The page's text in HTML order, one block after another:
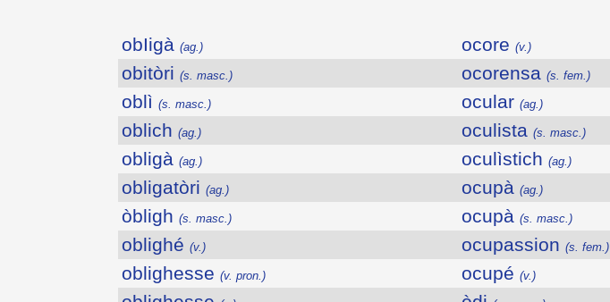
obIigà (ag.) ocore (v.)
obitòri (s. masc.) ocorensa (s. fem.)
oblì (s. masc.) ocular (ag.)
oblich (ag.) oculista (s. masc.)
obligà (ag.) oculìstich (ag.)
obligatòri (ag.) ocupà (ag.)
òbligh (s. masc.) ocupà (s. masc.)
oblighé (v.) ocupassion (s. fem.)
oblighesse (v. pron.) ocupé (v.)